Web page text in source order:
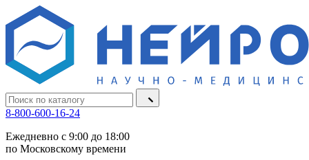
8-800-600-16-24
Ежедневно с 9:00 до 18:00
по Московскому времени